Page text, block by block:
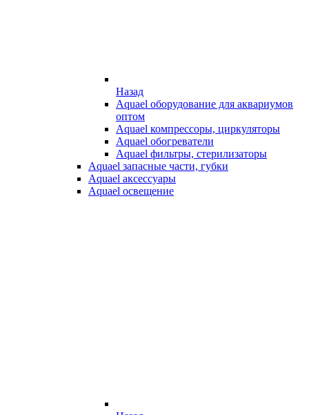
Назад
Aquael оборудование для аквариумов
оптом
Aquael компрессоры, циркуляторы
Aquael обогреватели
Aquael фильтры, стерилизаторы
Aquael запасные части, губки
Aquael аксессуары
Aquael освещение